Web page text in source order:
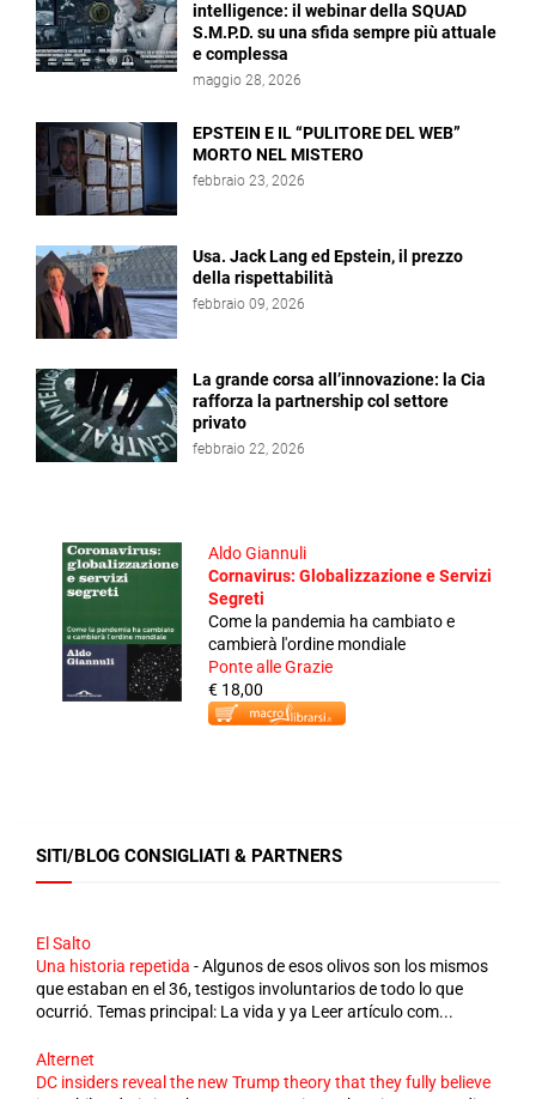
intelligence: il webinar della SQUAD
S.M.P.D. su una sfida sempre più attuale
e complessa
maggio 28, 2026
EPSTEIN E IL “PULITORE DEL WEB”
MORTO NEL MISTERO
febbraio 23, 2026
Usa. Jack Lang ed Epstein, il prezzo
della rispettabilità
febbraio 09, 2026
La grande corsa all’innovazione: la Cia
rafforza la partnership col settore
privato
febbraio 22, 2026
Aldo Giannuli
Cornavirus: Globalizzazione e Servizi
Segreti
Come la pandemia ha cambiato e
cambierà l'ordine mondiale
Ponte alle Grazie
€ 18,00
SITI/BLOG CONSIGLIATI & PARTNERS
El Salto
Una historia repetida -Algunos de esos olivos son los mismos
que estaban en el 36, testigos involuntarios de todo lo que
ocurrió. Temas principal: La vida y ya Leer artículo com...
Alternet
DC insiders reveal the new Trump theory that they fully believe